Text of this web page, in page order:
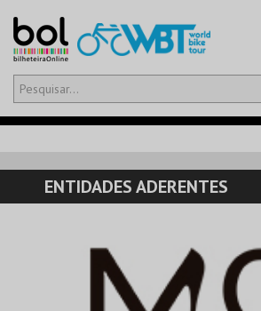
Olá,iniciar sessão
CARRINHO
EVENTOS
ENTIDADES ADERENTES